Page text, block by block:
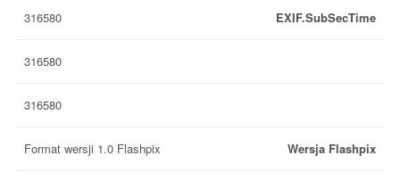
EXIF.SubSecTime
316580
316580
316580
Wersja Flashpix
Format wersji 1.0 Flashpix